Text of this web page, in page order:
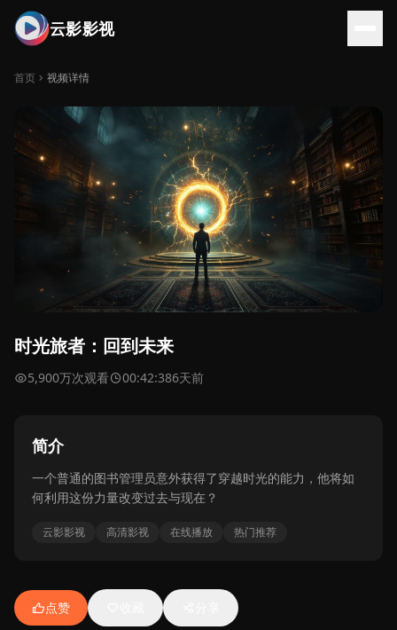
云影影视
云影影视 - 免费在线观看高清电影电视剧综艺动漫全网热播影
首页 视频详情
时光旅者：回到未来
5,900万次观看 00:42:386天前
简介
一个普通的图书管理员意外获得了穿越时光的能力，他将如
何利用这份力量改变过去与现在？
云影影视 高清影视 在线播放 热门推荐
点赞